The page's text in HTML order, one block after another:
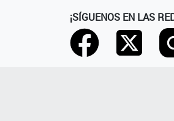
¡SÍGUENOS EN LAS